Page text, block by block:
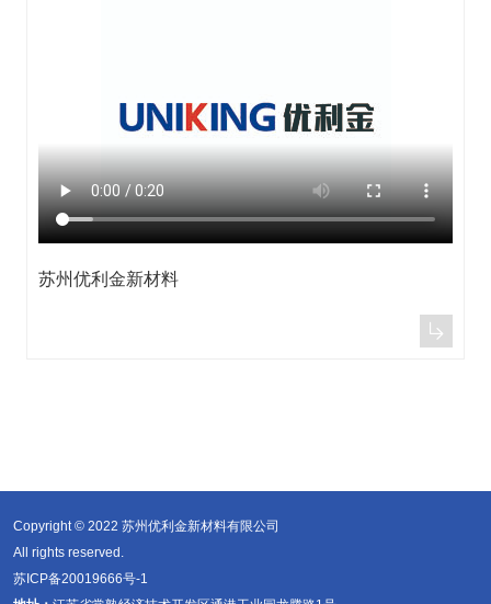
苏州优利金新材料

Copyright © 2022 苏州优利金新材料有限公司
All rights reserved.
苏ICP备20019666号-1